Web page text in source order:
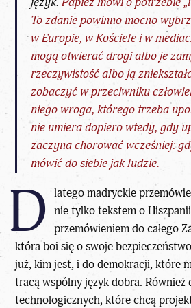
To zdanie powinno mocno
w Europie, w Kościele i w
mogą otwierać drogi albo je
rzeczywistość albo ją
zobaczyć w przeciwniku
niego wroga, którego trzeba
nie umiera dopiero wtedy, gdy
zaczyna chorować wcześniej:
mówić do siebie jak ludzie.
D latego madryckie
nie tylko tekstem o
przemówieniem do całego
która boi się o swoje
już, kim jest, i do demokracji, które
tracą wspólny język dobra. Również
technologicznych, które chcą